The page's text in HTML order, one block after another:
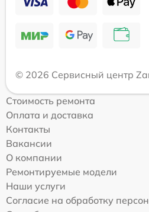
© 2026 Сервисный центр
Стоимость ремонта
Оплата и доставка
Контакты
Вакансии
О компании
Ремонтируемые модели
Наши услуги
Согласие на обработку